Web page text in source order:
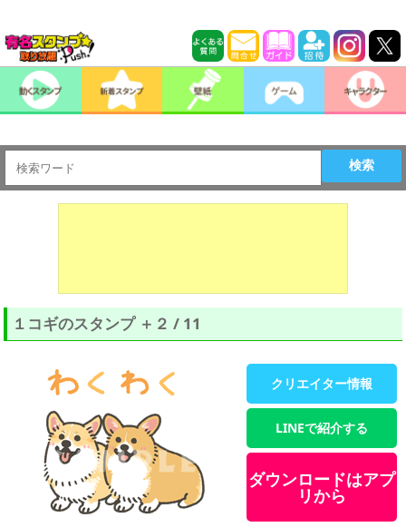
検索
１コギのスタンプ ＋２ / 11
クリエイター情報
LINEで紹介する
ダウンロードはアプ
リから